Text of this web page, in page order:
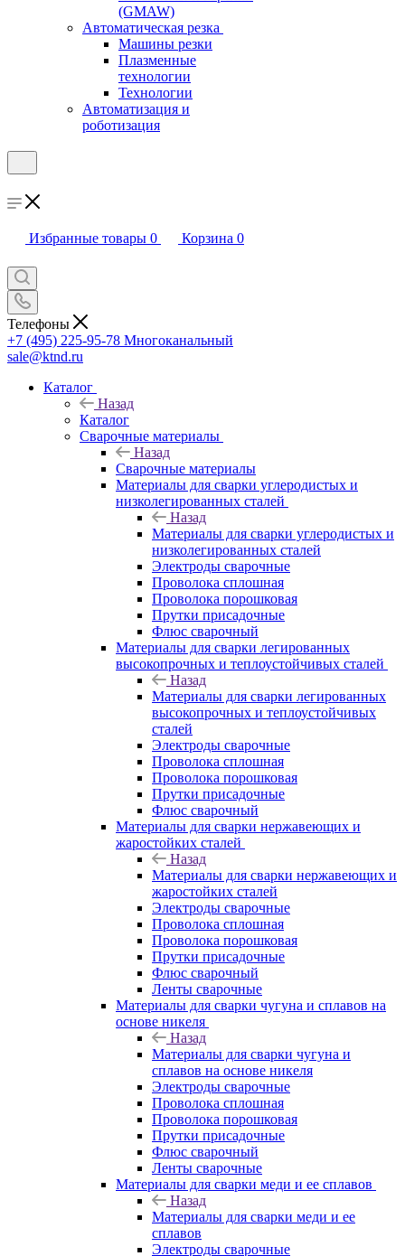
(GMAW)
Автоматическая резка
Машины резки
Плазменные
технологии
Технологии
Автоматизация и
роботизация
Избранные товары 0 Корзина 0
Телефоны
+7 (495) 225-95-78 Многоканальный
sale@ktnd.ru
Каталог
Назад
Каталог
Сварочные материалы
Назад
Сварочные материалы
Материалы для сварки углеродистых и
низколегированных сталей
Назад
Материалы для сварки углеродистых и
низколегированных сталей
Электроды сварочные
Проволока сплошная
Проволока порошковая
Прутки присадочные
Флюс сварочный
Материалы для сварки легированных
высокопрочных и теплоустойчивых сталей
Назад
Материалы для сварки легированных
высокопрочных и теплоустойчивых
сталей
Электроды сварочные
Проволока сплошная
Проволока порошковая
Прутки присадочные
Флюс сварочный
Материалы для сварки нержавеющих и
жаростойких сталей
Назад
Материалы для сварки нержавеющих и
жаростойких сталей
Электроды сварочные
Проволока сплошная
Проволока порошковая
Прутки присадочные
Флюс сварочный
Ленты сварочные
Материалы для сварки чугуна и сплавов на
основе никеля
Назад
Материалы для сварки чугуна и
сплавов на основе никеля
Электроды сварочные
Проволока сплошная
Проволока порошковая
Прутки присадочные
Флюс сварочный
Ленты сварочные
Материалы для сварки меди и ее сплавов
Назад
Материалы для сварки меди и ее
сплавов
Электроды сварочные